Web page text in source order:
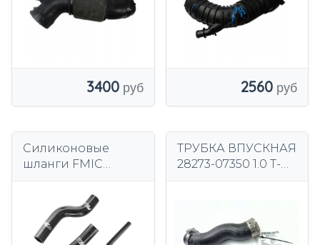
3400 2560
Силиконовые
шланги FMIC
Coupe 2.0T 2010-
2012 - Чёрные
ТРУБКА ВПУСКНАЯ
28273-07350 1.0 T-